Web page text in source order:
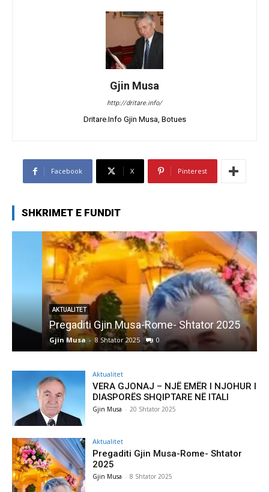
Gjin Musa
http://dritare.info/
Dritare.Info Gjin Musa, Botues
Facebook X Pinterest
SHKRIMET E FUNDIT
AKTUALITET
Pregaditi Gjin Musa-Rome- Shtator 2025
Gjin Musa - 8 Shtator 2025 0
Aktualitet
VERA GJONAJ – NJË EMËR I NJOHUR I
DIASPORËS SHQIPTARE NË ITALI
Gjin Musa - 20 Shtator 2025
Aktualitet
Pregaditi Gjin Musa-Rome- Shtator
2025
Gjin Musa - 8 Shtator 2025